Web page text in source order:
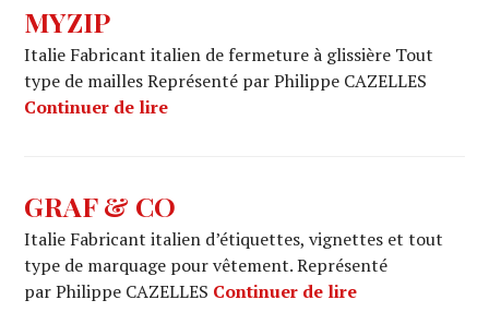
MYZIP
Italie Fabricant italien de fermeture à glissière Tout
type de mailles Représenté par Philippe CAZELLES
Continuer de lireMYZIP
GRAF & CO
Italie Fabricant italien d’étiquettes, vignettes et tout
type de marquage pour vêtement. Représenté
par Philippe CAZELLES Continuer de lireGRAF & CO